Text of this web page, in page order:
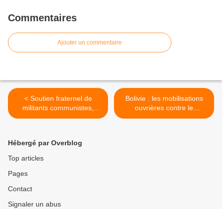
Commentaires
Ajouter un commentaire
< Soutien fraternel de
militants communistes,
progressistes et syndicaliste
Bermudez
Bolivie : les mobilisations
ouvrières contre le
gouvernement de Rodrigo
Hébergé par Overblog
Top articles
Pages
Contact
Signaler un abus